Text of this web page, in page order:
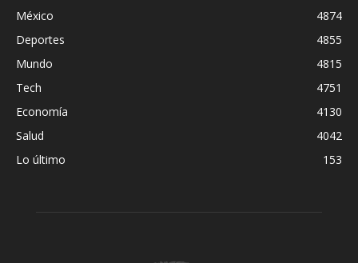
México
4874
Deportes
4855
Mundo
4815
Tech
4751
Economía
4130
Salud
4042
Lo último
153